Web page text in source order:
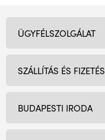
BUDAPESTI IRODA
ÜGYFÉLSZOLGÁLAT
SZÁLLÍTÁS ÉS FIZETÉS